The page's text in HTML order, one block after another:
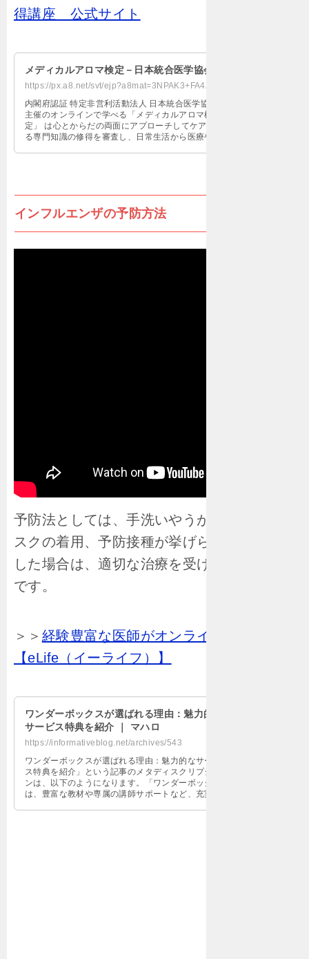
得講座 公式サイト
メディカルアロマ検定－日本統合医学協会－
https://px.a8.net/svt/ejp?a8mat=3NPAK3+FA4Z6A+4N8K+5YZ77
内閣府認証 特定非営利活動法人 日本統合医学協会
主催のオンラインで学べる「メディカルアロマ検
定」 は心とからだの両面にアプローチしてケアでき
る専門知識の修得を審査し、日常生活から医療や介
インフルエンザの予防方法
予防法としては、手洗いやうがいの徹底、マ
スクの着用、予防接種が挙げられます。発症
した場合は、適切な治療を受けることが大切
です。
＞＞ 経験豊富な医師がオンラインで診察
【eLife（イーライフ）】
ワンダーボックスが選ばれる理由：魅力的な
サービス特典を紹介 ｜ マハロ
https://informativeblog.net/archives/543
ワンダーボックスが選ばれる理由：魅力的なサービ
ス特典を紹介」という記事のメタディスクリプショ
ンは、以下のようになります。「ワンダーボックス
は、豊富な教材や専属の講師サポートなど、充実し